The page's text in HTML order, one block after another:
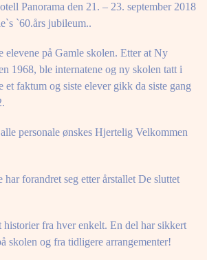
Panorama den 21. – 23. september 2018
`60.års jubileum..
på Gamle skolen. Etter at Ny
1968, ble internatene og ny skolen tatt i
et faktum og siste elever gikk da siste gang
personale ønskes Hjertelig Velkommen
forandret seg etter årstallet De sluttet
fra hver enkelt. En del har sikkert
skolen og fra tidligere arrangementer!